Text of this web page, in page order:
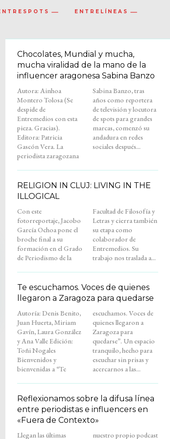
ENTRELÍNEAS
Chocolates, Mundial y mucha,
mucha viralidad de la mano de la
influencer aragonesa Sabina Banzo
Autora: Ainhoa
Montero Tolosa (Se
despide de
Entremedios con esta
pieza. Gracias).
Editora: Patricia
Gascón Vera. La
periodista zaragozana
Sabina Banzo, tras
años como reportera
de televisión y locutora
de spots para grandes
marcas, comenzó su
andadura en redes
sociales después...
RELIGION IN CLUJ: LIVING IN THE
ILLOGICAL
Con este
fotorreportaje, Jacobo
García Ochoa pone el
broche final a su
formación en el Grado
de Periodismo de la
Facultad de Filosofía y
Letras y cierra también
su etapa como
colaborador de
Entremedios. Su
trabajo nos traslada a...
Te escuchamos. Voces de quienes
llegaron a Zaragoza para quedarse
Autoría: Denis Benito,
Juan Huerta, Miriam
Gavín, Laura González
y Ana Valle Edición:
Toñi Nogales
Bienvenidos y
bienvenidas a “Te
escuchamos. Voces de
quienes llegaron a
Zaragoza para
quedarse”. Un espacio
tranquilo, hecho para
escuchar sin prisas y
acercarnos a las...
Reflexionamos sobre la difusa línea
entre periodistas e influencers en
«Fuera de Contexto»
Llegan las últimas
nuestro propio podcast